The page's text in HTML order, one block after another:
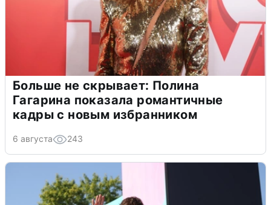
Больше не скрывает: Полина
Гагарина показала романтичные
кадры с новым избранником
6 августа 243